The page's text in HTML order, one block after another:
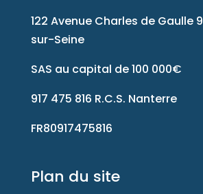
122 Avenue Charles de Gaulle
sur-Seine
SAS au capital de 100 000€
917 475 816 R.C.S. Nanterre
FR80917475816
Plan du site